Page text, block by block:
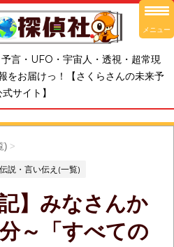
言・UFO・宇宙人・透視・超常現
をお届けっ！【さくらさんの未来予
サイト】
) >
説・言い伝え(一覧)
】みなさんか
～「すべての
メニュー